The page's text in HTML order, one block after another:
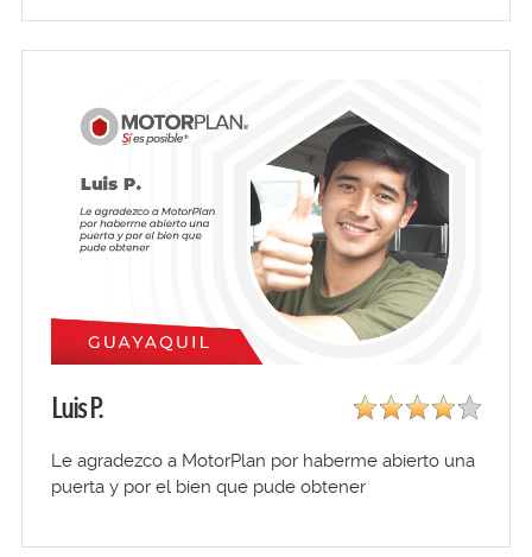
Luis P.
Le agradezco a MotorPlan por haberme abierto una
puerta y por el bien que pude obtener